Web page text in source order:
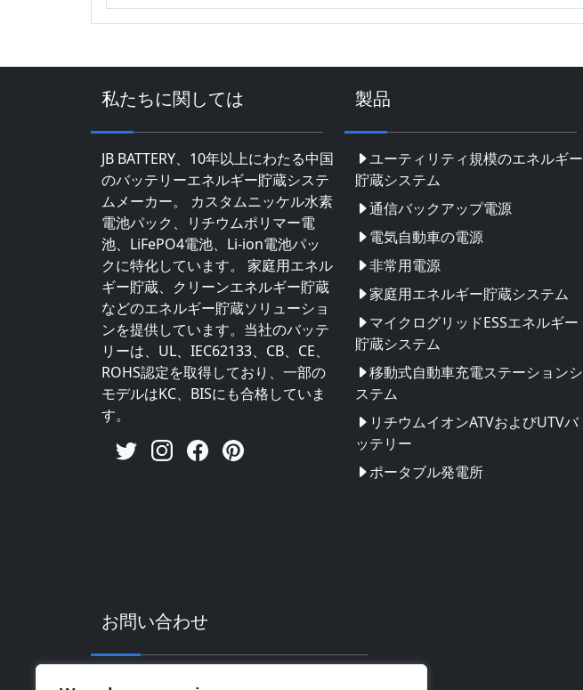
私たちに関しては
JB BATTERY、10年以上にわたる中国
のバッテリーエネルギー貯蔵システ
ムメーカー。 カスタムニッケル水素
電池パック、リチウムポリマー電
池、LiFePO4電池、Li-ion電池パッ
クに特化しています。 家庭用エネル
ギー貯蔵、クリーンエネルギー貯蔵
などのエネルギー貯蔵ソリューショ
ンを提供しています。当社のバッテ
リーは、UL、IEC62133、CB、CE、
ROHS認定を取得しており、一部の
モデルはKC、BISにも合格していま
す。
製品
ユーティリティ規模のエネルギー
貯蔵システム
通信バックアップ電源
電気自動車の電源
非常用電源
家庭用エネルギー貯蔵システム
マイクログリッドESSエネルギー
貯蔵システム
移動式自動車充電ステーションシ
ステム
リチウムイオンATVおよびUTVバ
ッテリー
ポータブル発電所
お問い合わせ